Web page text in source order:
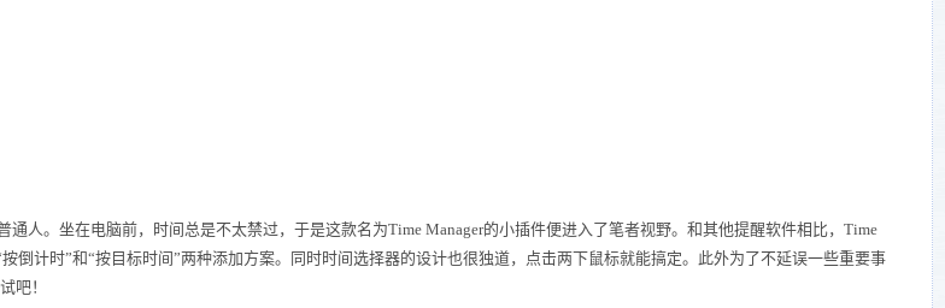
人。坐在电脑前，时间总是不太禁过，于是这款名为Time Manager的小插件便进入了笔者视野。和其他提醒软件相比，Time
倒计时”和“按目标时间”两种添加方案。同时时间选择器的设计也很独道，点击两下鼠标就能搞定。此外为了不延误一些重要事
吧！